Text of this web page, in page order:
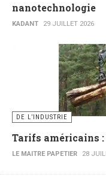
nanotechnologie
KADANT 29 JUILLET 2026
DE L’INDUSTRIE
Tarifs américains :
LE MAITRE PAPETIER 28